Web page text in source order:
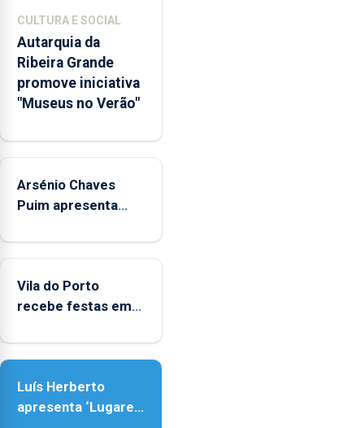
competências
pessoais,
emocionais
e
sociais
das
CULTURA E SOCIAL
Autarquia da
Ribeira Grande
promove iniciativa
"Museus no Verão"
Arsénio Chaves
Puim apresenta
de Vila do Porto
Vila do Porto
recebe festas em
Senhora da
Luís Herberto
apresenta ‘Lugares